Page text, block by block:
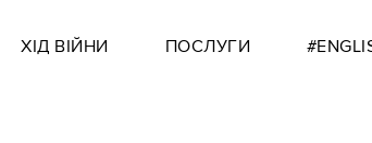
ХІД ВІЙНИ ПОСЛУГИ